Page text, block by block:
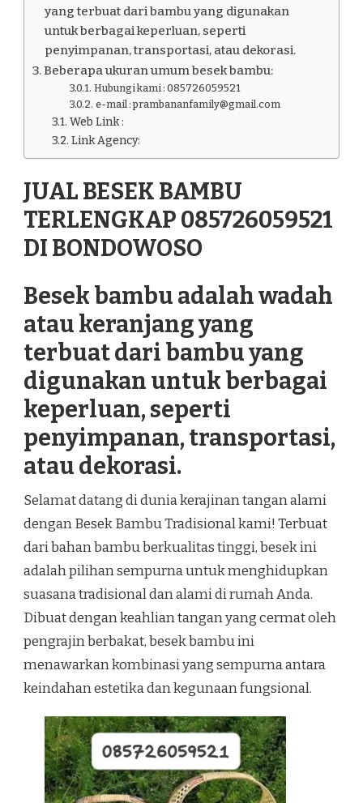
yang terbuat dari bambu yang digunakan
untuk berbagai keperluan, seperti
penyimpanan, transportasi, atau dekorasi.
Beberapa ukuran umum besek bambu:
Hubungi kami : 085726059521
e-mail : prambananfamily@gmail.com
Web Link :
Link Agency:
JUAL BESEK BAMBU
TERLENGKAP 085726059521
DI BONDOWOSO
Besek bambu adalah wadah
atau keranjang yang
terbuat dari bambu yang
digunakan untuk berbagai
keperluan, seperti
penyimpanan, transportasi,
atau dekorasi.
Selamat datang di dunia kerajinan tangan alami
dengan Besek Bambu Tradisional kami! Terbuat
dari bahan bambu berkualitas tinggi, besek ini
adalah pilihan sempurna untuk menghidupkan
suasana tradisional dan alami di rumah Anda.
Dibuat dengan keahlian tangan yang cermat oleh
pengrajin berbakat, besek bambu ini
menawarkan kombinasi yang sempurna antara
keindahan estetika dan kegunaan fungsional.